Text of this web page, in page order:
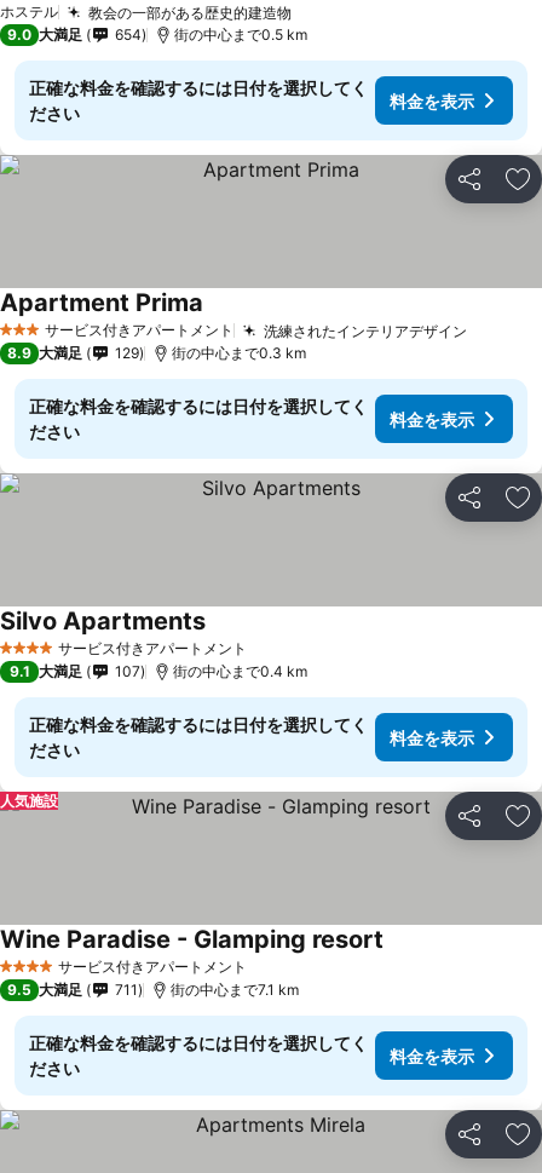
ホステル 教会の一部がある歴史的建造物
9.0 大満足 654 街の中心まで0.5 km
正確な料金を確認するには日付を選択してく
ださい
料金を表示
シェア お
3 ホテルのランク
サービス付きアパートメント 洗練されたインテリアデザイン
Apartment Prima
8.9 大満足 129 街の中心まで0.3 km
正確な料金を確認するには日付を選択してく
ださい
料金を表示
シェア お
4 ホテルのランクサービス付きアパートメント
Silvo Apartments
9.1 大満足 107 街の中心まで0.4 km
正確な料金を確認するには日付を選択してく
ださい
料金を表示
シェア お
人気施設
4 ホテルのランクサービス付きアパートメント
Wine Paradise - Glamping resort
9.5 大満足 711 街の中心まで7.1 km
正確な料金を確認するには日付を選択してく
ださい
料金を表示
シェア お